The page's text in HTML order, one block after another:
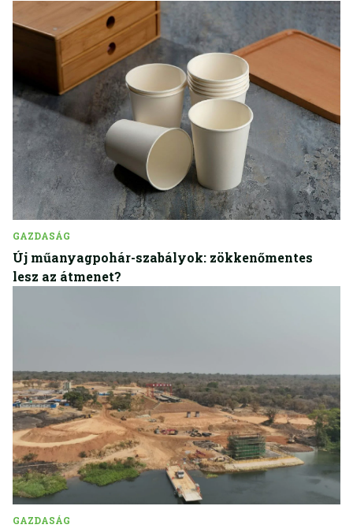
GAZDASÁG
Új műanyagpohár-szabályok: zökkenőmentes
lesz az átmenet?
GAZDASÁG